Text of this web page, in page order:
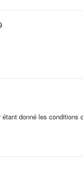
donné les